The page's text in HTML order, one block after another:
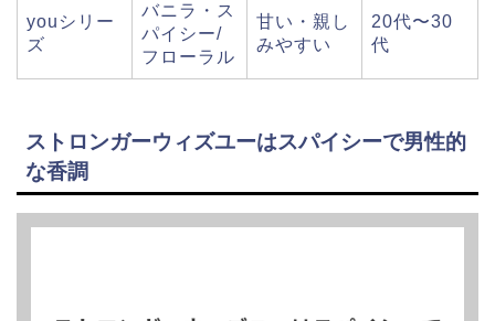
youシリー
ズ
バニラ・ス
パイシー/
フローラル
甘い・親し
みやすい
20代〜30
代
ストロンガーウィズユーはスパイシーで男性的
な香調